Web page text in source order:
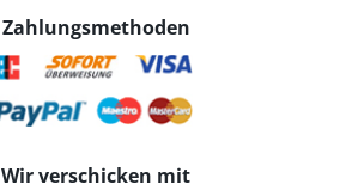
Zahlungsmethoden
Wir verschicken mit